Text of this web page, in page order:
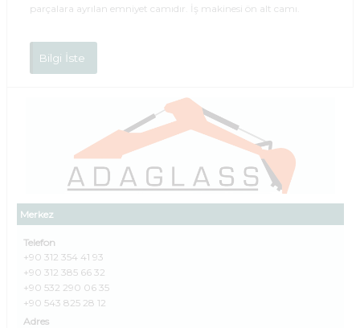
Merkez
Telefon
+90 312 354 41 93
+90 312 385 66 32
+90 532 290 06 35
+90 543 825 28 12
Adres
parçalara ayrılan emniyet camıdır. İş makinesi ön alt camı.
Bilgi İste